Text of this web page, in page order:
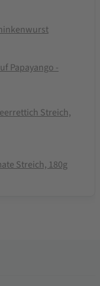
Papayango -
Streich,
Streich, 180g